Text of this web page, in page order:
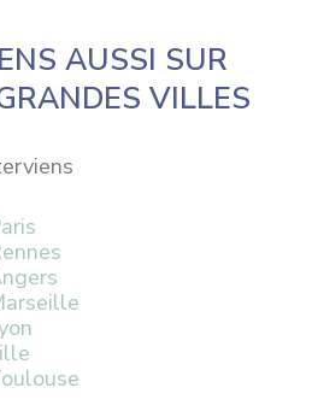
AUSSI SUR
VILLES